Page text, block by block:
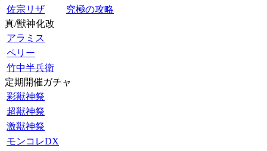
佐宗リザ
究極の攻略
真/獣神化改
アラミス
ペリー
竹中半兵衛
定期開催ガチャ
彩獣神祭
超獣神祭
激獣神祭
モンコレDX